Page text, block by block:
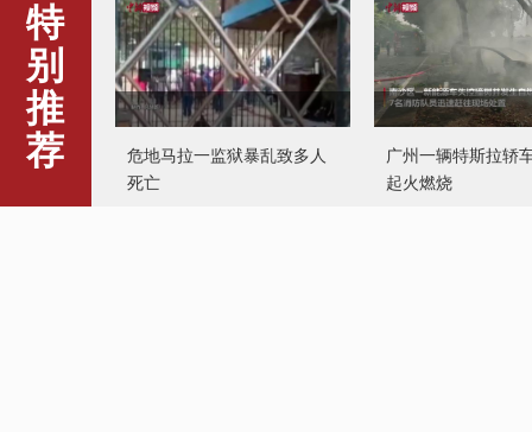
特
别
推
荐
危地马拉一监狱暴乱致多人
死亡
广州一辆特斯拉轿
起火燃烧